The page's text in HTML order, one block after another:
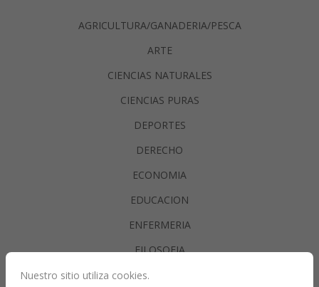
AGRICULTURA/GANADERIA/PESCA
ARTE
CIENCIAS NATURALES
CIENCIAS PURAS
DEPORTES
DERECHO
ECONOMIA
EDUCACION
ENFERMERIA
FILOSOFIA
Nuestro sitio utiliza cookies.